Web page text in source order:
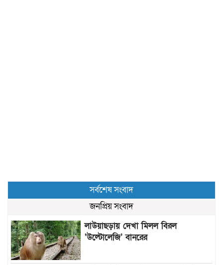
সর্বশেষ সংবাদ
জনপ্রিয় সংবাদ
লাউয়াছড়ায় দেখা মিলল বিরল
‘উল্টোলেজি’ বানরের